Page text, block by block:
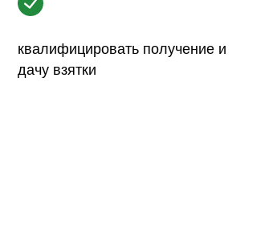
квалифицировать получение и
дачу взятки